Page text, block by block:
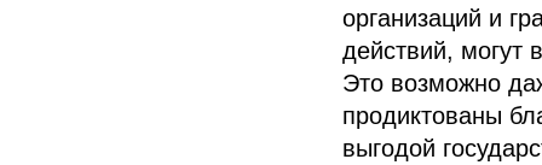
организаций и
действий, могут
Это возможно
продиктованы
выгодой